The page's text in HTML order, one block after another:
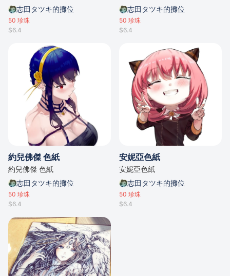
志田タツキ的攤位
50 珍珠
$6.4
志田タツキ的攤位
50 珍珠
$6.4
約兒佛傑 色紙
約兒佛傑 色紙
志田タツキ的攤位
50 珍珠
$6.4
安妮亞色紙
安妮亞色紙
志田タツキ的攤位
50 珍珠
$6.4